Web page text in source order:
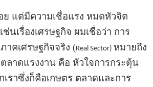
ย แต่มีความเชื่อแรง หมดหัวจิต
ช่นเรื่องเศรษฐกิจ ผมเชื่อว่า การ
าคเศรษฐกิจจริง (Real Sector) หมายถึง
ลาดแรงงาน คือ หัวใจการกระตุ้น
เราซึ่งก็คือเกษตร ตลาดและการ